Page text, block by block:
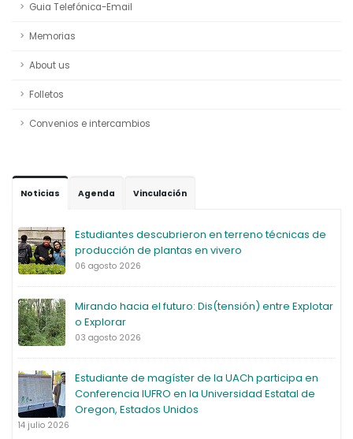
Guia Telefónica-Email
Memorias
About us
Folletos
Convenios e intercambios
Noticias Agenda Vinculación
Estudiantes descubrieron en terreno técnicas de
producción de plantas en vivero
06 agosto 2026
Mirando hacia el futuro: Dis(tensión) entre Explotar
o Explorar
03 agosto 2026
Estudiante de magíster de la UACh participa en
Conferencia IUFRO en la Universidad Estatal de
Oregon, Estados Unidos
14 julio 2026